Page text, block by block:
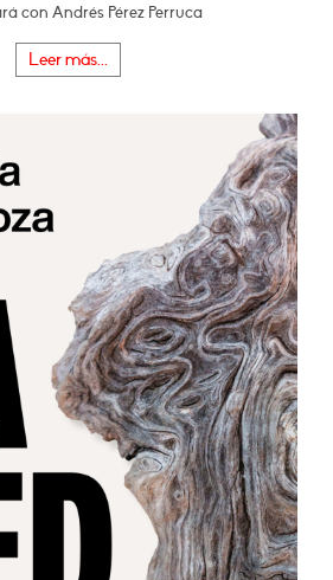
con Andrés Pérez Perruca
Leer más...